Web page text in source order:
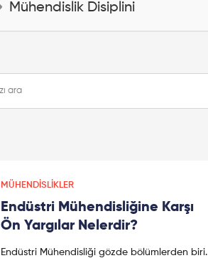
Mühendislik Disiplini
MÜHENDISLIKLER
Endüstri Mühendisliğine Karşı
Ön Yargılar Nelerdir?
Endüstri Mühendisliği gözde bölümlerden biri.